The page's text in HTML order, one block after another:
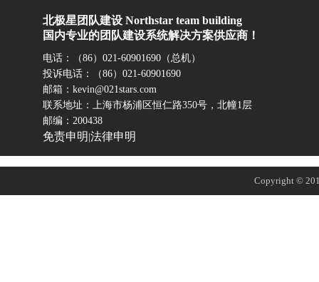
北极星团队建设 Northstar team building
国内专业的团队建设系统解决方案供应商！
电话：（86）021-60901690（总机）
投诉电话：（86）021-60901690
邮箱：kevin@021stars.com
联系地址：上海市杨浦区恒仁路350号，北幢1层
邮编：200438
免责申明 法律申明
Copyright ©